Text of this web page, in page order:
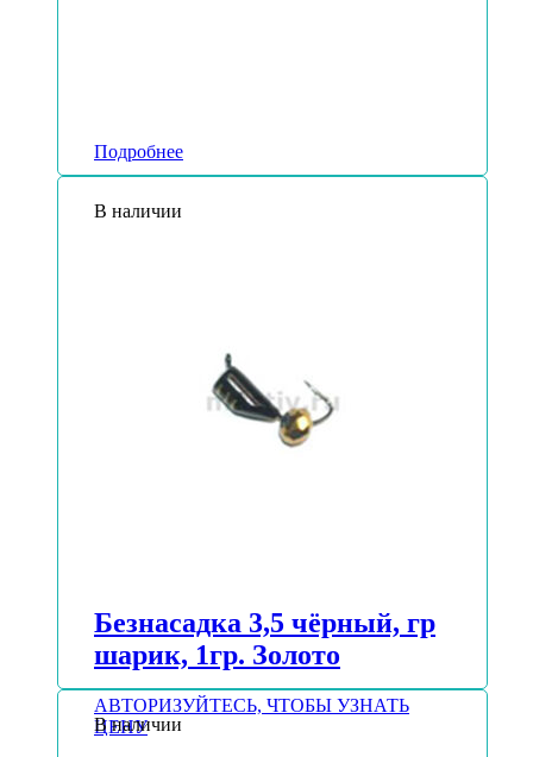
Подробнее
В наличии
Безнасадка 3,5 чёрный, гр
шарик, 1гр. Золото
АВТОРИЗУЙТЕСЬ, ЧТОБЫ УЗНАТЬ
ЦЕНУ
В наличии